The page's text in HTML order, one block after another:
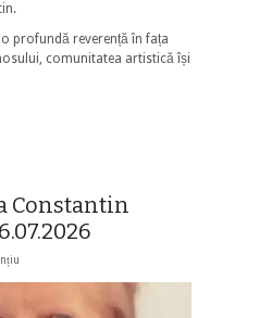
profundă reverență în fața
comunitatea artistică își
Constantin